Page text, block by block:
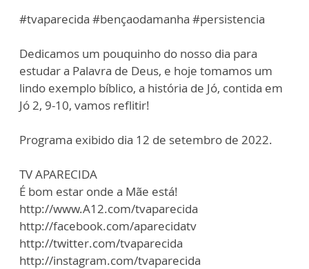
#tvaparecida #bençaodamanha #persistencia
Dedicamos um pouquinho do nosso dia para
estudar a Palavra de Deus, e hoje tomamos um
lindo exemplo bíblico, a história de Jó, contida em
Jó 2, 9-10, vamos reflitir!
Programa exibido dia 12 de setembro de 2022.
TV APARECIDA
É bom estar onde a Mãe está!
http://www.A12.com/tvaparecida
http://facebook.com/aparecidatv
http://twitter.com/tvaparecida
http://instagram.com/tvaparecida